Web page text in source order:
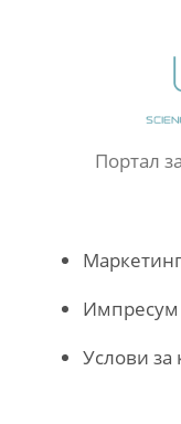
Портал
Маркетинг
Импресум
Услови за